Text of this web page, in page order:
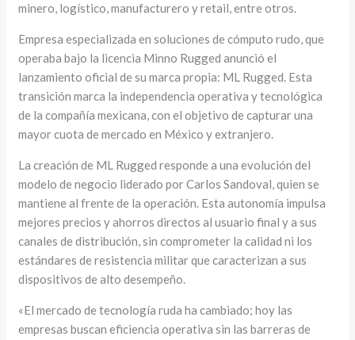
minero, logístico, manufacturero y retail, entre otros.
Empresa especializada en soluciones de cómputo rudo, que
operaba bajo la licencia Minno Rugged anunció el
lanzamiento oficial de su marca propia: ML Rugged. Esta
transición marca la independencia operativa y tecnológica
de la compañía mexicana, con el objetivo de capturar una
mayor cuota de mercado en México y extranjero.
La creación de ML Rugged responde a una evolución del
modelo de negocio liderado por Carlos Sandoval, quien se
mantiene al frente de la operación. Esta autonomía impulsa
mejores precios y ahorros directos al usuario final y a sus
canales de distribución, sin comprometer la calidad ni los
estándares de resistencia militar que caracterizan a sus
dispositivos de alto desempeño.
«El mercado de tecnología ruda ha cambiado; hoy las
empresas buscan eficiencia operativa sin las barreras de